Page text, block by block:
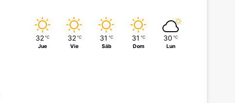
32 ℃
Jue
32 ℃
Vie
31 ℃
Sáb
31 ℃
Dom
30 ℃
Lun